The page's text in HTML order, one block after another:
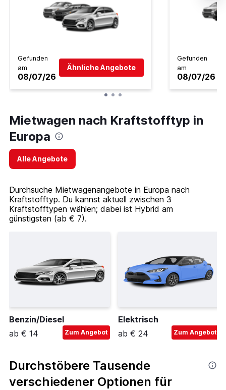
Gefunden
am
08/07/26
Ähnliche Angebote
Gefunden
am
08/07/26
Mietwagen nach Kraftstofftyp in
Europa
Alle Angebote
Durchsuche Mietwagenangebote in Europa nach
Kraftstofftyp. Du kannst aktuell zwischen 3
Kraftstofftypen wählen; dabei ist Hybrid am
günstigsten (ab € 7).
Benzin/Diesel
ab € 14
Zum Angebot
Elektrisch
ab € 24
Zum Angebot
Durchstöbere Tausende
verschiedener Optionen für